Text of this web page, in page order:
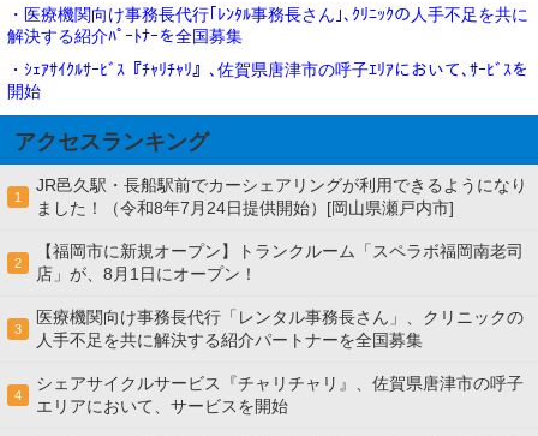
・医療機関向け事務長代行｢ﾚﾝﾀﾙ事務長さん｣､ｸﾘﾆｯｸの人手不足を共に
解決する紹介ﾊﾟｰﾄﾅｰを全国募集
・ｼｪｱｻｲｸﾙｻｰﾋﾞｽ『ﾁｬﾘﾁｬﾘ』､佐賀県唐津市の呼子ｴﾘｱにおいて､ｻｰﾋﾞｽを
開始
アクセスランキング
1
JR邑久駅・長船駅前でカーシェアリングが利用できるようになり
ました！（令和8年7月24日提供開始）[岡山県瀬戸内市]
2
【福岡市に新規オープン】トランクルーム「スペラボ福岡南老司
店」が、8月1日にオープン！
3
医療機関向け事務長代行「レンタル事務長さん」、クリニックの
人手不足を共に解決する紹介パートナーを全国募集
4
シェアサイクルサービス『チャリチャリ』、佐賀県唐津市の呼子
エリアにおいて、サービスを開始